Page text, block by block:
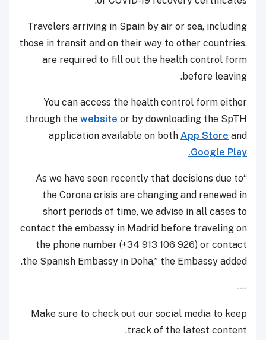
Travelers arriving in Spain by air or sea, including
those in transit and on their way to other countries,
are required to fill out the health control form
before leaving.
You can access the health control form either
through the website or by downloading the SpTH
application available on both App Store and
Google Play.
“As we have seen recently that decisions due to
the Corona crisis are changing and renewed in
short periods of time, we advise in all cases to
contact the embassy in Madrid before traveling on
the phone number (+34 913 106 926) or contact
the Spanish Embassy in Doha,” the Embassy added.
---
Make sure to check out our social media to keep
track of the latest content.